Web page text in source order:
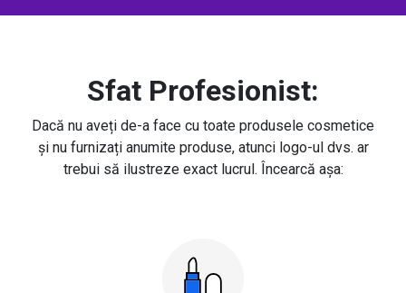
Sfat Profesionist:
Dacă nu aveți de-a face cu toate produsele cosmetice
și nu furnizați anumite produse, atunci logo-ul dvs. ar
trebui să ilustreze exact lucrul. Încearcă așa: